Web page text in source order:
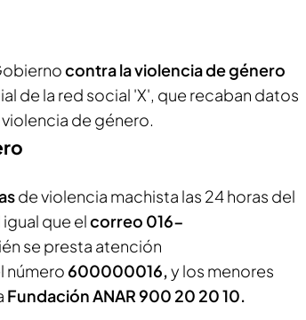
contra la violencia de género
de la red social 'X', que recaban datos
de género.
de violencia machista las 24 horas del
que elcorreo 016-
se presta atención
número 600000016,y los menores
Fundación ANAR 900 20 20 10.